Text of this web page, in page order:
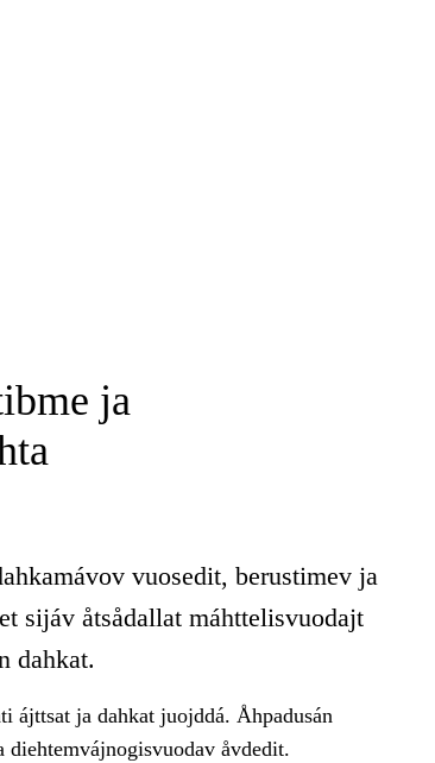
ja
vuosedit, berustimev ja
sijáv åtsådallat máhttelisvuodajt
dahkat.
ájttsat ja dahkat juojddá. Åhpadusán
diehtemvájnogisvuodav åvdedit.